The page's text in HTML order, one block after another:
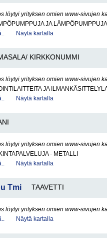
löytyi yrityksen omien www-sivujen
JA LÄMPÖPUMPPUJA
Näytä kartalla
KIRKKONUMMI
löytyi yrityksen omien www-sivujen
JA
Näytä kartalla
löytyi yrityksen omien www-sivujen
- METALLI
Näytä kartalla
Tmi TAAVETTI
löytyi yrityksen omien www-sivujen
Näytä kartalla